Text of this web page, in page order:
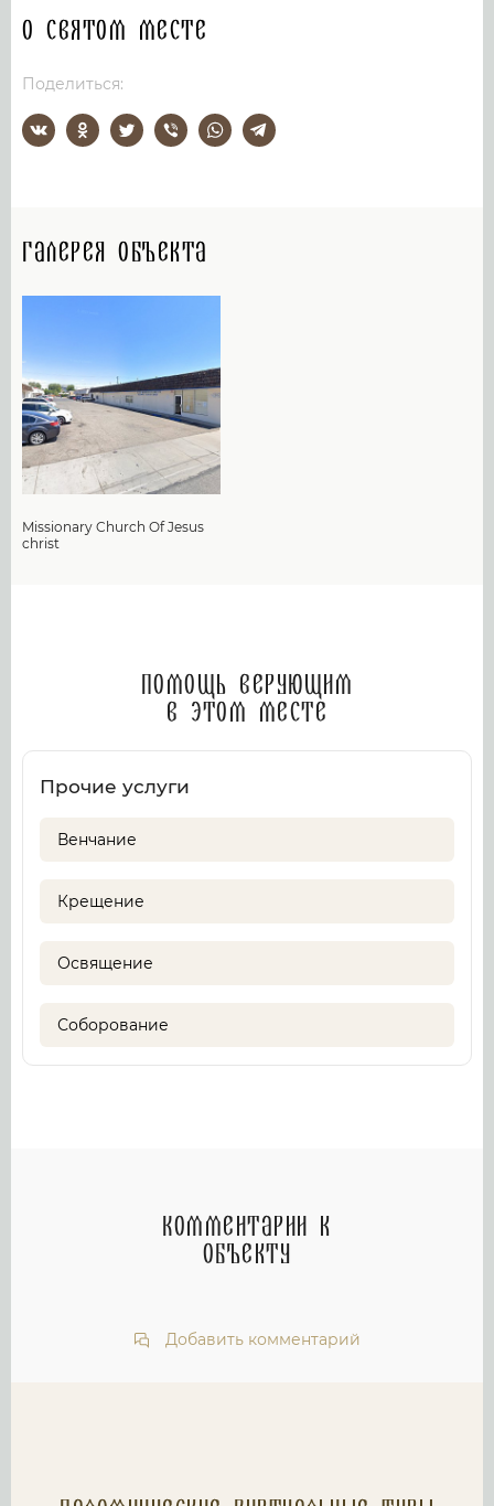
О святом месте
Поделиться:
Галерея объекта
Missionary Church Of Jesus
christ
Помощь верующим
в этом месте
Прочие услуги
Венчание
Крещение
Освящение
Соборование
Комментарии к
объекту
Добавить комментарий